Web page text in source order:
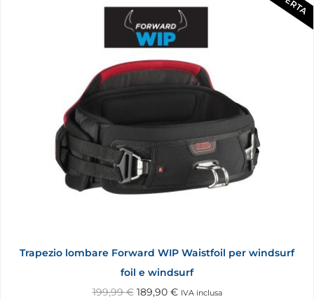
Trapezio lombare Forward WIP Waistfoil per windsurf
foil e windsurf
199,99€ 189,90 € IVA inclusa